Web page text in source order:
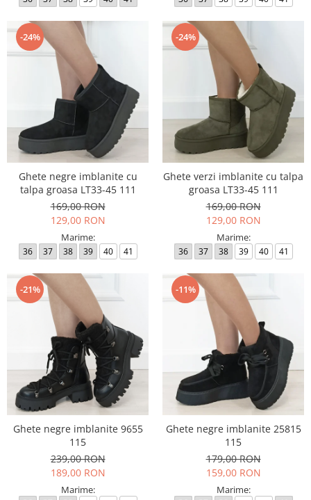
-24%
Ghete negre imblanite cu
talpa groasa LT33-45 111
169,00 RON
129,00 RON
Marime:
36 37 38 39 40 41
-24%
Ghete verzi imblanite cu talpa
groasa LT33-45 111
169,00 RON
129,00 RON
Marime:
36 37 38 39 40 41
-21%
Ghete negre imblanite 9655
115
239,00 RON
189,00 RON
Marime:
-11%
Ghete negre imblanite 25815
115
179,00 RON
159,00 RON
Marime: